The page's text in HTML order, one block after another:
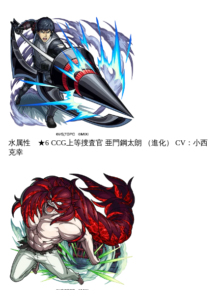
水属性 ★6 CCG上等捜査官 亜門鋼太朗 （進化） CV：小西
克幸